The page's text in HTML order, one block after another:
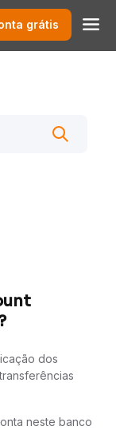
grátis
dos
neste banco